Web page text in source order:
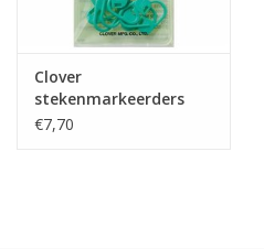
Clover
stekenmarkeerders
20st. klein
€7,70